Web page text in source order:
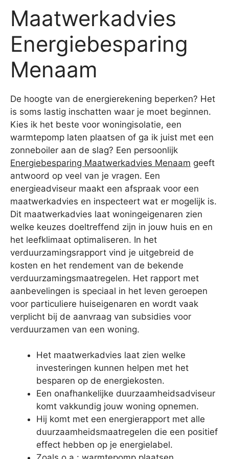
Maatwerkadvies
Energiebesparing
Menaam
De hoogte van de energierekening beperken? Het
is soms lastig inschatten waar je moet beginnen.
Kies ik het beste voor woningisolatie, een
warmtepomp laten plaatsen of ga ik juist met een
zonneboiler aan de slag? Een persoonlijk
Energiebesparing Maatwerkadvies Menaam geeft
antwoord op veel van je vragen. Een
energieadviseur maakt een afspraak voor een
maatwerkadvies en inspecteert wat er mogelijk is.
Dit maatwerkadvies laat woningeigenaren zien
welke keuzes doeltreffend zijn in jouw huis en en
het leefklimaat optimaliseren. In het
verduurzamingsrapport vind je uitgebreid de
kosten en het rendement van de bekende
verduurzamingsmaatregelen. Het rapport met
aanbevelingen is speciaal in het leven geroepen
voor particuliere huiseigenaren en wordt vaak
verplicht bij de aanvraag van subsidies voor
verduurzamen van een woning.
Het maatwerkadvies laat zien welke
investeringen kunnen helpen met het
besparen op de energiekosten.
Een onafhankelijke duurzaamheidsadviseur
komt vakkundig jouw woning opnemen.
Hij komt met een energierapport met alle
duurzaamheidsmaatregelen die een positief
effect hebben op je energielabel.